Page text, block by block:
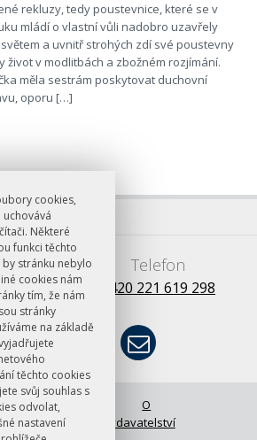
cookies,
Některé
funkci těchto
stránku nebylo
cookies nám
tím, že nám
stránky
na základě
těchto cookies
svůj souhlas s
odvolat,
nastavení
rekluzy, tedy poustevnice, které se v
mládí o vlastní vůli nadobro uzavřely
a uvnitř strohých zdí své poustevny
život v modlitbách a zbožném rozjímání.
měla sestrám poskytovat duchovní
oporu […]
Telefon
+420 221 619 298
Úvodní stránka
O
vydavatelství